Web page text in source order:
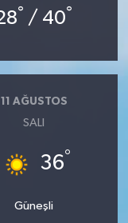
° / 40°
11 AĞUSTOS
SALI
36°
Güneşli